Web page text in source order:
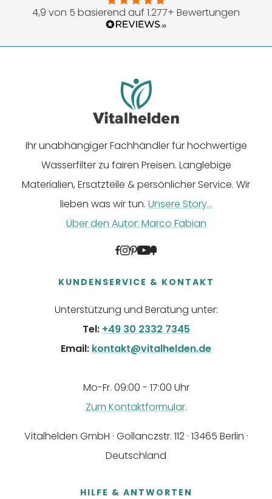
gehen
gehen
gehen
gehen
gehen
4,9 von 5 basierend auf 1.277+ Bewertungen
Ihr unabhängiger Fachhändler für hochwertige
Wasserfilter zu fairen Preisen. Langlebige
Materialien, Ersatzteile & persönlicher Service. Wir
lieben was wir tun. Unsere Story...
Über den Autor: Marco Fabian
KUNDENSERVICE & KONTAKT
Unterstützung und Beratung unter:
Tel: +49 30 2332 7345
Email: kontakt@vitalhelden.de
Mo-Fr. 09:00 - 17:00 Uhr
Zum Kontaktformular.
Vitalhelden GmbH · Gollanczstr. 112 · 13465 Berlin ·
Deutschland
HILFE & ANTWORTEN